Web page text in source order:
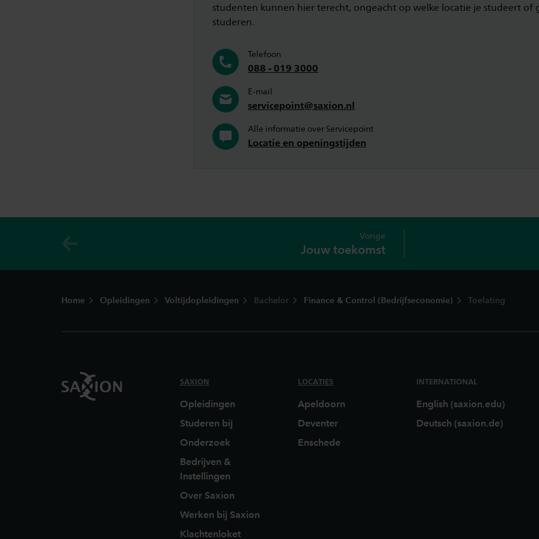
studenten kunnen hier terecht, ongeacht op welke locatie je studeert of
studeren.
Telefoon
088 - 019 3000
E-mail
servicepoint@saxion.nl
Alle informatie over Servicepoint
Locatie en openingstijden
Vorige
Jouw toekomst
Home Opleidingen Voltijdopleidingen Bachelor Finance & Control (Bedrijfseconomie) Toelating
SAXION
Opleidingen
Studeren bij
Onderzoek
Bedrijven &
Instellingen
Over Saxion
Werken bij Saxion
Klachtenloket
LOCATIES
Apeldoorn
Deventer
Enschede
INTERNATIONAL
English (saxion.edu)
Deutsch (saxion.de)